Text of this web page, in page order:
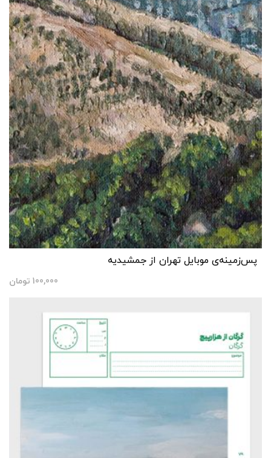
پس‌زمینه‌ی موبایل تهران از جمشیدیه
100,000 تومان